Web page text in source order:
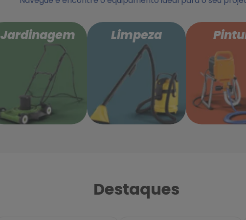
Jardinagem Limpeza
Destaques